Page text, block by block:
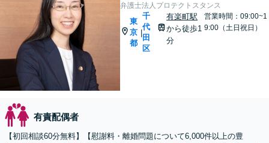
弁護士法人プロテクトスタンス
東
京
都
|
千
代
田
区
有楽町駅
から徒歩1
分
営業時間：09:00~1
9:00（土日祝日）
有責配偶者
【初回相談60分無料】【慰謝料・離婚問題について6,000件以上の豊